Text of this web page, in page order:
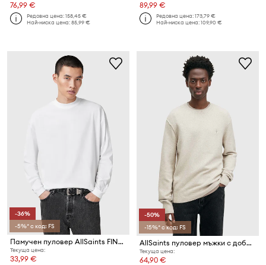
76,99 €
Редовна цена:158,45 €
Най-ниска цена:85,99 €
89,99 €
Редовна цена:173,79 €
Най-ниска цена:109,90 €
-36%
-5%* с код: FS
Памучен пуловер AllSaints FINN
Текуща цена:
33,99 €
-50%
-15%* с код: FS
AllSaints пуловер мъжки с добавена вълна
Текуща цена:
64,90 €